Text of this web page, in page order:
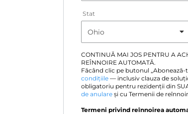
Stat
CONTINUĂ MAI JOS PENTRU A
REÎNNOIRE AUTOMATĂ.
Făcând clic pe butonul
condițiile — inclusiv clauza de
obligatoriu pentru rezidenții din
de anulare și cu Termenii de
Termeni privind reînnoirea